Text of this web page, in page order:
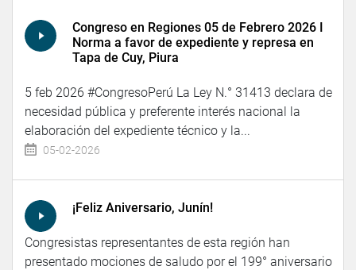
Congreso en Regiones 05 de Febrero 2026 I
Norma a favor de expediente y represa en
Tapa de Cuy, Piura
5 feb 2026 #CongresoPerú La Ley N.° 31413 declara de
necesidad pública y preferente interés nacional la
elaboración del expediente técnico y la...
05-02-2026
¡Feliz Aniversario, Junín!
Congresistas representantes de esta región han
presentado mociones de saludo por el 199° aniversario